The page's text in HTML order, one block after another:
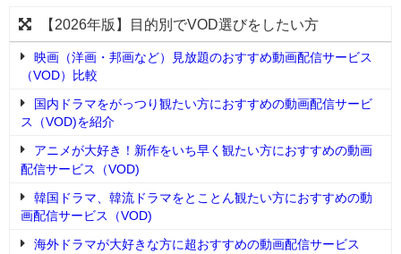
【2026年版】目的別でVOD選びをしたい方
映画（洋画・邦画など）見放題のおすすめ動画配信サービス
（VOD）比較
国内ドラマをがっつり観たい方におすすめの動画配信サービ
ス（VOD)を紹介
アニメが大好き！新作をいち早く観たい方におすすめの動画
配信サービス（VOD)
韓国ドラマ、韓流ドラマをとことん観たい方におすすめの動
画配信サービス（VOD)
海外ドラマが大好きな方に超おすすめの動画配信サービス